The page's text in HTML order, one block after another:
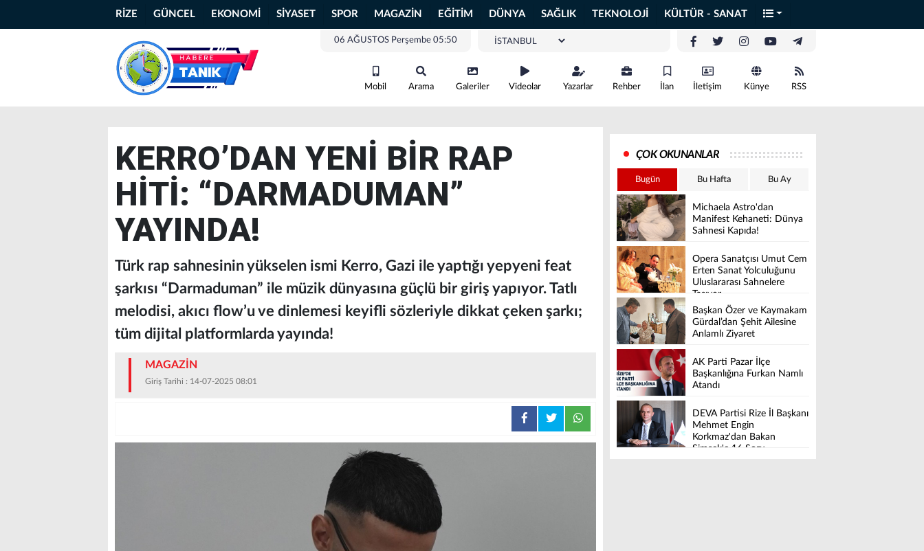
RİZE GÜNCEL EKONOMİ SİYASET SPOR MAGAZİN EĞİTİM DÜNYA SAĞLIK TEKNOLOJİ KÜLTÜR - SANAT
06 AĞUSTOS Perşembe 05:50
Mobil Arama Galeriler Videolar Yazarlar Rehber İlan İletişim Künye RSS
KERRO’DAN YENİ BİR RAP
HİTİ: “DARMADUMAN”
YAYINDA!
Türk rap sahnesinin yükselen ismi Kerro, Gazi ile yaptığı yepyeni feat
şarkısı “Darmaduman” ile müzik dünyasına güçlü bir giriş yapıyor. Tatlı
melodisi, akıcı flow’u ve dinlemesi keyifli sözleriyle dikkat çeken şarkı;
tüm dijital platformlarda yayında!
MAGAZİN
Giriş Tarihi : 14-07-2025 08:01
ÇOK OKUNANLAR
Bugün Bu Hafta Bu Ay
Michaela Astro'dan
Manifest Kehaneti: Dünya
Sahnesi Kapıda!
Opera Sanatçısı Umut Cem
Erten Sanat Yolculuğunu
Uluslararası Sahnelere
Taşıyor
Başkan Özer ve Kaymakam
Gürdal’dan Şehit Ailesine
Anlamlı Ziyaret
AK Parti Pazar İlçe
Başkanlığına Furkan Namlı
Atandı
DEVA Partisi Rize İl Başkanı
Mehmet Engin
Korkmaz'dan Bakan
Şimşek'e 16 Soru